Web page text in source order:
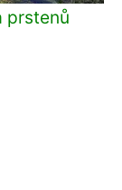
prstenů